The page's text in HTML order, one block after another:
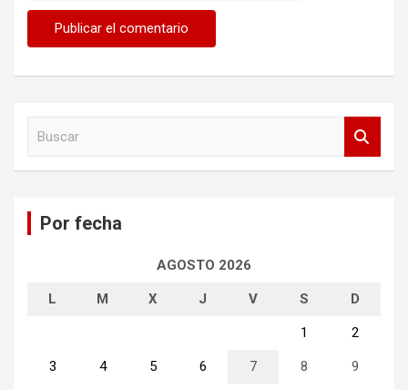
Por fecha
AGOSTO 2026
L M X J V S D
1 2
3 4 5 6 7 8 9